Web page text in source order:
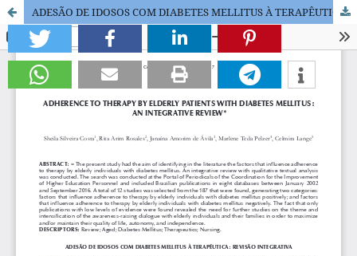
ADESÃO DE IDOSOS COM DIABETES MELLITUS À TERAPÊUTICA: REVISÃO INTEGRATIVA